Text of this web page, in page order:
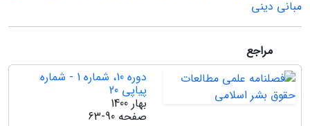
مبانی دینی
مراجع
دوره 10، شماره 1 - شماره
پیاپی 20
بهار 1400
صفحه 63-90